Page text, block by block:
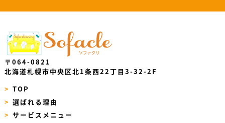
〒064-0821
北海道札幌市中央区北1条西22丁目3-32-2F
> TOP
> 選ばれる理由
> サービスメニュー